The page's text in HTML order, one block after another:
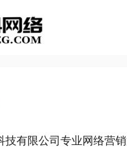
技有限公司专业网络营